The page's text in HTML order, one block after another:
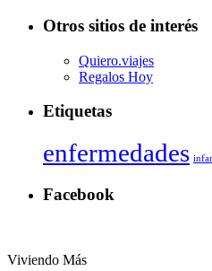
Otros sitios de interés
Quiero.viajes
Regalos Hoy
Etiquetas
enfermedades
Facebook
Viviendo Más